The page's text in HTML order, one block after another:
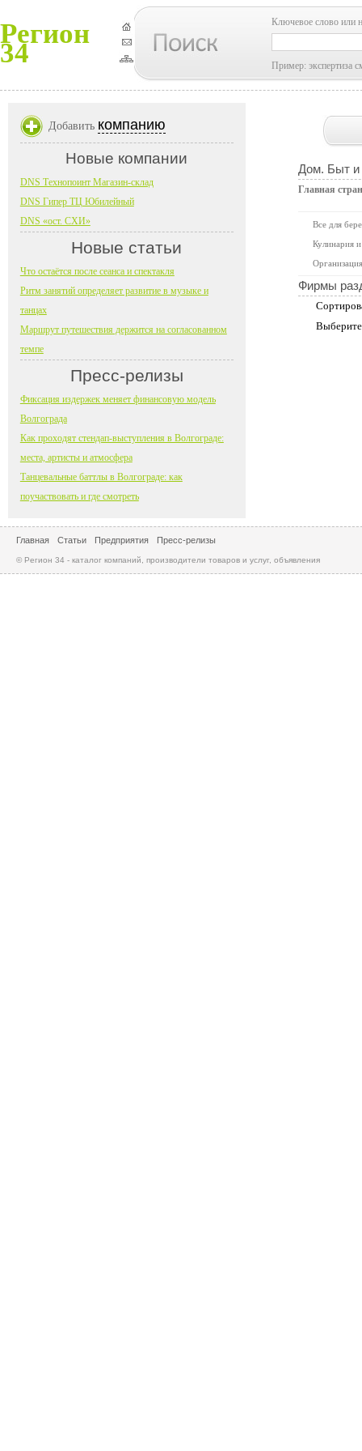
Регион
34
Ключевое слово или
Пример: экспертиза
Дом. Быт
Главная
Все для
Кулинария
Фирмы
Добавить компанию
Новые компании
DNS Технопоинт Магазин-склад
DNS Гипер ТЦ Юбилейный
DNS «ост. СХИ»
Новые статьи
Что остаётся после сеанса и спектакля
Ритм занятий определяет развитие в музыке и
танцах
Маршрут путешествия держится на согласованном
темпе
Пресс-релизы
Фиксация издержек меняет финансовую модель
Волгограда
Как проходят стендап-выступления в Волгограде:
места, артисты и атмосфера
Танцевальные баттлы в Волгограде: как
поучаствовать и где смотреть
Главная Статьи Предприятия Пресс-релизы
© Регион 34 - каталог компаний, производители товаров и услуг, объявления